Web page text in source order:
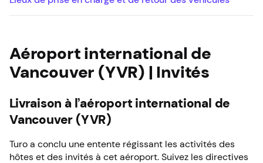
Aéroport international de
Vancouver (YVR) | Invités
Livraison à l’aéroport international de
Vancouver (YVR)
Turo a conclu une entente régissant les activités des
hôtes et des invités à cet aéroport. Suivez les directives